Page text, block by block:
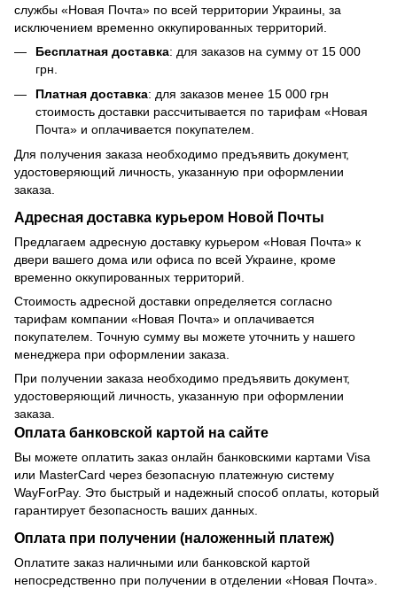
службы «Новая Почта» по всей территории Украины, за
исключением временно оккупированных территорий.
Бесплатная доставка: для заказов на сумму от 15 000
грн.
Платная доставка: для заказов менее 15 000 грн
стоимость доставки рассчитывается по тарифам «Новая
Почта» и оплачивается покупателем.
Для получения заказа необходимо предъявить документ,
удостоверяющий личность, указанную при оформлении
заказа.
Адресная доставка курьером Новой Почты
Предлагаем адресную доставку курьером «Новая Почта» к
двери вашего дома или офиса по всей Украине, кроме
временно оккупированных территорий.
Стоимость адресной доставки определяется согласно
тарифам компании «Новая Почта» и оплачивается
покупателем. Точную сумму вы можете уточнить у нашего
менеджера при оформлении заказа.
При получении заказа необходимо предъявить документ,
удостоверяющий личность, указанную при оформлении
заказа.
Оплата банковской картой на сайте
Вы можете оплатить заказ онлайн банковскими картами Visa
или MasterCard через безопасную платежную систему
WayForPay. Это быстрый и надежный способ оплаты, который
гарантирует безопасность ваших данных.
Оплата при получении (наложенный платеж)
Оплатите заказ наличными или банковской картой
непосредственно при получении в отделении «Новая Почта».